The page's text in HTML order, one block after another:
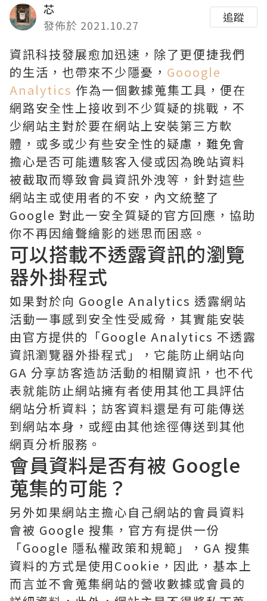
芯
發佈於 2021.10.27
追蹤
資訊科技發展愈加迅速，除了更便捷我們
的生活，也帶來不少隱憂， Gooogle
Analytics 作為一個數據蒐集工具，便在
網路安全性上接收到不少質疑的挑戰，不
少網站主對於要在網站上安裝第三方軟
體，或多或少有些安全性的疑慮，難免會
擔心是否可能遭駭客入侵或因為晚站資料
被截取而導致會員資訊外洩等，針對這些
網站主或使用者的不安，內文統整了
Google 對此一安全質疑的官方回應，協助
你不再因繪聲繪影的迷思而困惑。
可以搭載不透露資訊的瀏覽
器外掛程式
如果對於向 Google Analytics 透露網站
活動一事感到安全性受威脅，其實能安裝
由官方提供的「Google Analytics 不透露
資訊瀏覽器外掛程式」，它能防止網站向
GA 分享訪客造訪活動的相關資訊，也不代
表就能防止網站擁有者使用其他工具評估
網站分析資料；訪客資料還是有可能傳送
到網站本身，或經由其他途徑傳送到其他
網頁分析服務。
會員資料是否有被 Google
蒐集的可能？
另外如果網站主擔心自己網站的會員資料
會被 Google 搜集，官方有提供一份
「Google 隱私權政策和規範」，GA 搜集
資料的方式是使用Cookie，因此，基本上
而言並不會蒐集網站的營收數據或會員的